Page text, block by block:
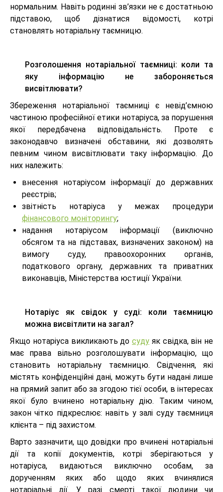
нормальним. Навіть родинні зв’язки не є достатньою
підставою, щоб дізнатися відомості, котрі
становлять нотаріальну таємницю.
Розголошення нотаріальної таємниці: коли та
яку інформацію не забороняється
висвітлювати?
Збереження нотаріальної таємниці є невід’ємною
частиною професійної етики нотаріуса, за порушення
якої передбачена відповідальність. Проте є
законодавчо визначені обставини, які дозволять
певним чином висвітлювати таку інформацію. До
них належить:
внесення нотаріусом інформації до державних
реєстрів;
звітність нотаріуса у межах процедури
фінансового моніторингу;
надання нотаріусом інформації (виключно
обсягом та на підставах, визначених законом) на
вимогу суду, правоохоронних органів,
податкового органу, державних та приватних
виконавців, Міністерства юстиції України.
Нотаріус як свідок у суді: коли таємницю
можна висвітлити на загал?
Якщо нотаріуса викликають до суду як свідка, він не
має права вільно розголошувати інформацію, що
становить нотаріальну таємницю. Свідчення, які
містять конфіденційні дані, можуть бути надані лише
на прямий запит або за згодою тієї особи, в інтересах
якої було вчинено нотаріальну дію. Таким чином,
закон чітко підкреслює: навіть у залі суду таємниця
клієнта – під захистом.
Варто зазначити, що довідки про вчинені нотаріальні
дії та копії документів, котрі зберігаються у
нотаріуса, видаються виключно особам, за
дорученням яких або щодо яких вчинялися
нотаріальні дії. У разі смерті такої людини чи